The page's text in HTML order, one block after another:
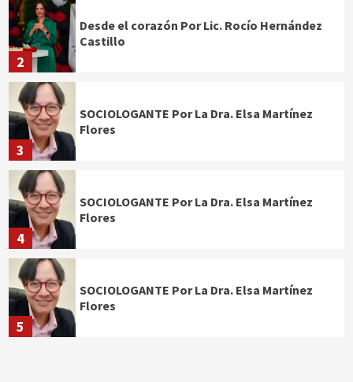
2
Desde el corazón Por Lic. Rocío Hernández
Castillo
3
SOCIOLOGANTE Por La Dra. Elsa Martínez
Flores
4
SOCIOLOGANTE Por La Dra. Elsa Martínez
Flores
5
SOCIOLOGANTE Por La Dra. Elsa Martínez
Flores